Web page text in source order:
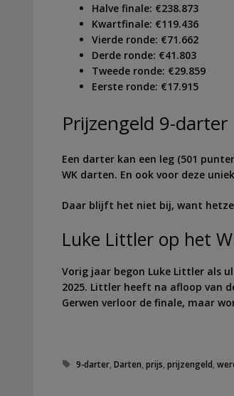
Halve finale: €238.873
Kwartfinale: €119.436
Vierde ronde: €71.662
Derde ronde: €41.803
Tweede ronde: €29.859
Eerste ronde: €17.915
Prijzengeld 9-darter
Een darter kan een leg (501
WK darten. En ook voor deze
Daar blijft het niet bij, want
Luke Littler op het
Vorig jaar begon Luke Littler als
2025. Littler heeft na afloop van
Gerwen verloor de finale, maar
T
9-darter ,Darten ,prijs ,prijzengeld ,